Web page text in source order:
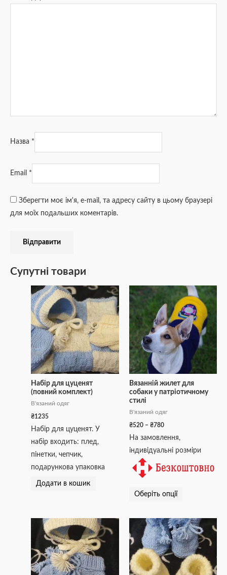
Назва *
Email *
Зберегти моє ім'я, e-mail, та адресу сайту в цьому браузері
для моїх подальших коментарів.
Супутні товари
Набір для цуценят
(повний комплект)
В'язаний одяг
₴1235
Набір для цуценят. У
набір входить: плед,
пінетки, чепчик,
подарункова упаковка
Додати в кошик
Вязанній жилет для
собаки у патріотичному
стилі
В'язаний одяг
₴520 – ₴780
Діапазон
від
₴520
до
₴780
На замовлення,
індивідуальні розміри
Оберіть опції
Цей
товар
має
кілька
варіантів.
Параметри
можна
вибрати
на